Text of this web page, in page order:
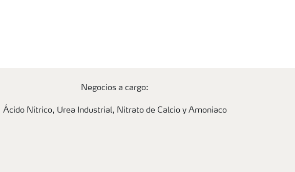
Negocios a cargo:
Ácido Nítrico, Urea Industrial, Nitrato de Calcio y Amoniaco